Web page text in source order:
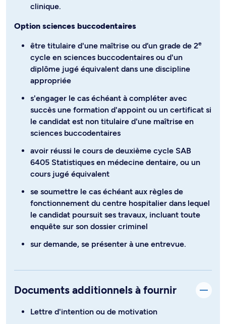
clinique.
Option sciences buccodentaires
être titulaire d'une maîtrise ou d’un grade de 2e
cycle en sciences buccodentaires ou d'un
diplôme jugé équivalent dans une discipline
appropriée
s'engager le cas échéant à compléter avec
succès une formation d'appoint ou un certificat si
le candidat est non titulaire d'une maîtrise en
sciences buccodentaires
avoir réussi le cours de deuxième cycle SAB
6405 Statistiques en médecine dentaire, ou un
cours jugé équivalent
se soumettre le cas échéant aux règles de
fonctionnement du centre hospitalier dans lequel
le candidat poursuit ses travaux, incluant toute
enquête sur son dossier criminel
sur demande, se présenter à une entrevue.
Documents additionnels à fournir
Lettre d'intention ou de motivation